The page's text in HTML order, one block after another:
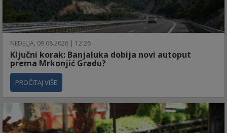
NEDELJA, 09.08.2026 | 12:26
Ključni korak: Banjaluka dobija novi autoput
prema Mrkonjić Gradu?
PROČITAJ VIŠE